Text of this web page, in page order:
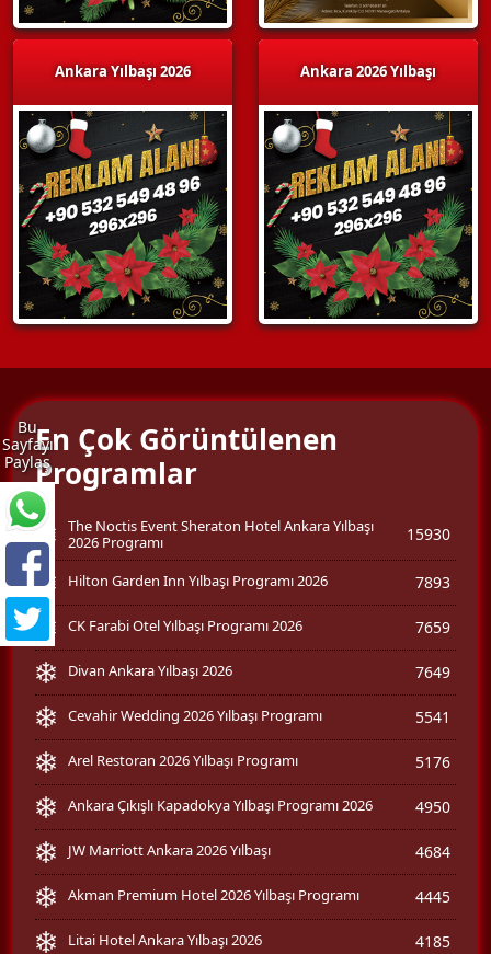
Ankara Yılbaşı 2026 Ankara 2026 Yılbaşı
Bu
Sayfayı
Paylaş
En Çok Görüntülenen
Programlar
The Noctis Event Sheraton Hotel Ankara Yılbaşı
2026 Programı
15930
Hilton Garden Inn Yılbaşı Programı 2026 7893
CK Farabi Otel Yılbaşı Programı 2026 7659
Divan Ankara Yılbaşı 2026 7649
Cevahir Wedding 2026 Yılbaşı Programı 5541
Arel Restoran 2026 Yılbaşı Programı 5176
Ankara Çıkışlı Kapadokya Yılbaşı Programı 2026 4950
JW Marriott Ankara 2026 Yılbaşı 4684
Akman Premium Hotel 2026 Yılbaşı Programı 4445
Litai Hotel Ankara Yılbaşı 2026 4185